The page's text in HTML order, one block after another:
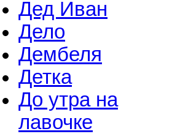
Дед Иван
Дело
Дембеля
Детка
До утра на
лавочке